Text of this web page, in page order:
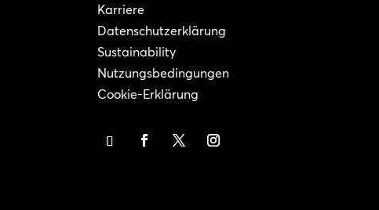
Karriere
Datenschutzerklärung
Sustainability
Nutzungsbedingungen
Cookie-Erklärung